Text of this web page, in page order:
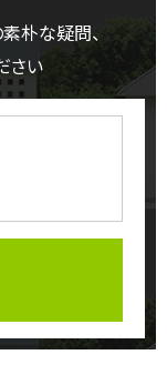
朴な疑問、
さい